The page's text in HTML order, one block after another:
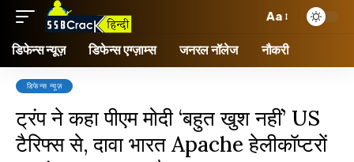
Aa
डिफेन्स न्यूज़ डिफेन्स एग्ज़ाम्स जनरल नॉलेज नौकरी
डिफेन्स न्यूज़
ट्रंप ने कहा पीएम मोदी ‘बहुत खुश नहीं’ US
टैरिफ्स से, दावा भारत Apache हेलीकॉप्टरों